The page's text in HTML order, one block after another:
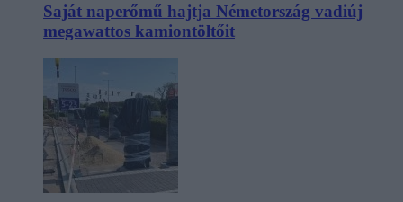
Saját naperőmű hajtja Németország vadiúj
megawattos kamiontöltőit